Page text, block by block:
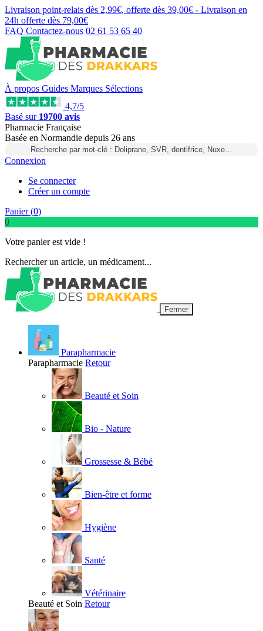
Livraison point-relais dès 2,99€, offerte dès 39,00€ - Livraison en
24h offerte dès 79,00€
FAQ Contactez-nous 02 61 53 65 40
À propos Guides Marques Sélections
4,7/5
Basé sur 19700 avis
Pharmacie Française
Basée en Normandie depuis 26 ans
Recherche par mot-clé : Doliprane, SVR, dentifrice, Nuxe…
Connexion
Se connecter
Créer un compte
Panier (0)
0
Votre panier est vide !
Rechercher un article, un médicament...
Fermer
Parapharmacie
Parapharmacie Retour
Beauté et Soin
Bio - Nature
Grossesse & Bébé
Bien-être et forme
Hygiène
Santé
Vétérinaire
Beauté et Soin Retour